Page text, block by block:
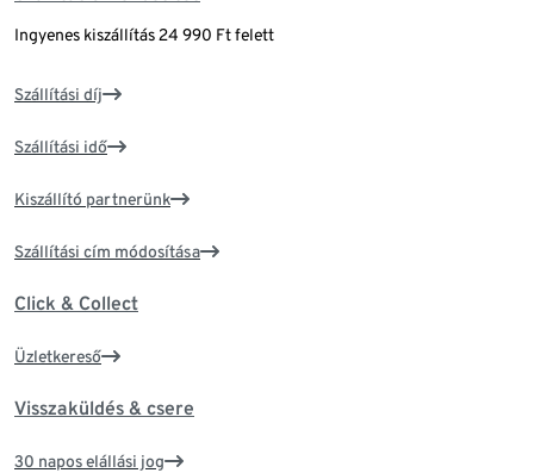
Ingyenes kiszállítás 24 990 Ft felett
Szállítási díj
Szállítási idő
Kiszállító partnerünk
Szállítási cím módosítása
Click & Collect
Üzletkereső
Visszaküldés & csere
30 napos elállási jog